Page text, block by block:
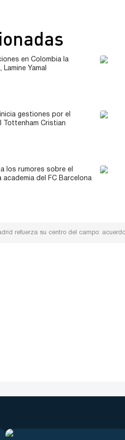
en Colombia la
Yamal
gestiones por el
Tottenham Cristian
los rumores sobre el
academia del FC Barcelona
refuerza su centro del campo: